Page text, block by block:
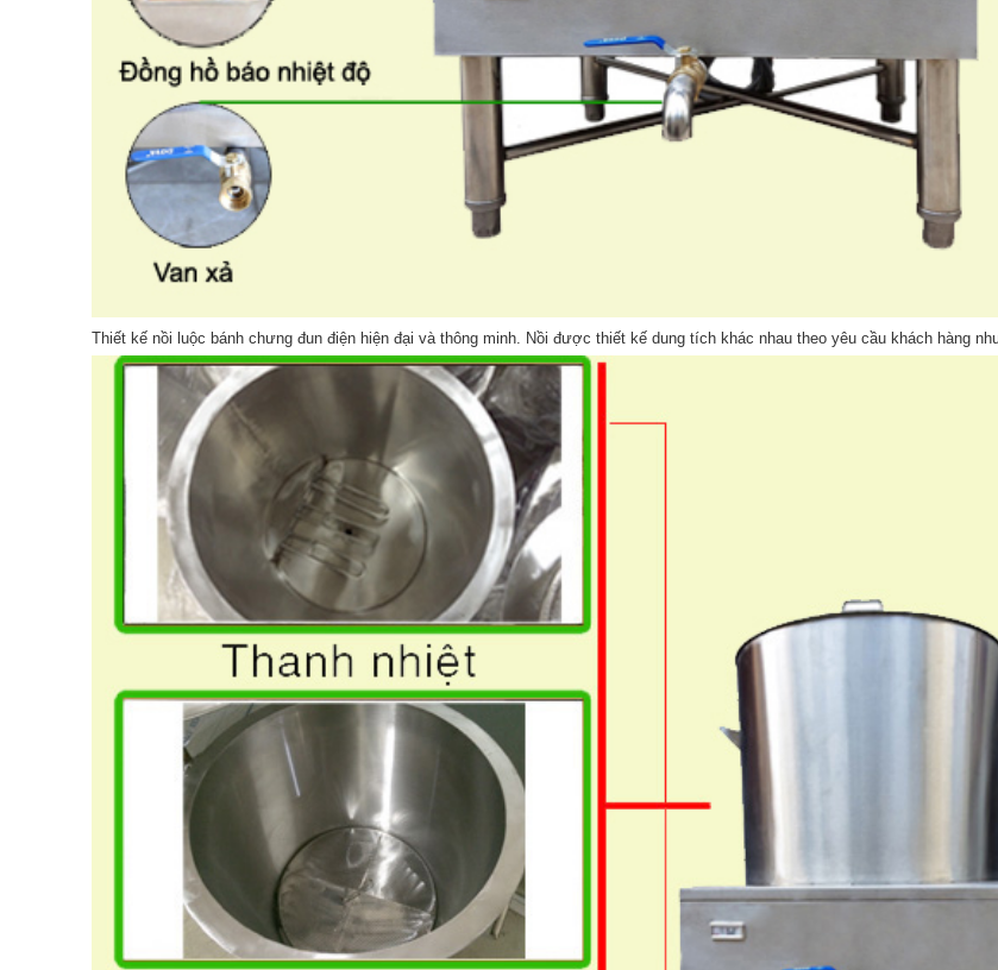
Thiết kế nồi luộc bánh chưng đun điện hiện đại và thông minh. Nồi được thiết kế dung tích khác nhau theo yêu cầu khách hàng